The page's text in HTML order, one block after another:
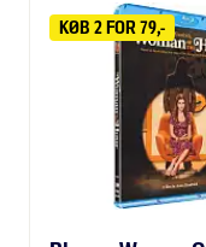
KØB 2 FOR 79,-